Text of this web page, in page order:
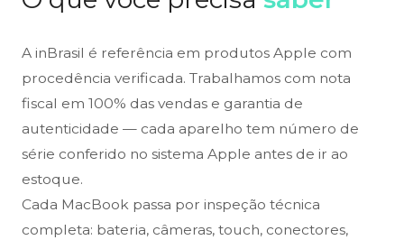
A inBrasil é referência em produtos Apple com
procedência verificada. Trabalhamos com nota
fiscal em 100% das vendas e garantia de
autenticidade — cada aparelho tem número de
série conferido no sistema Apple antes de ir ao
estoque.
Cada MacBook passa por inspeção técnica
completa: bateria, câmeras, touch, conectores,